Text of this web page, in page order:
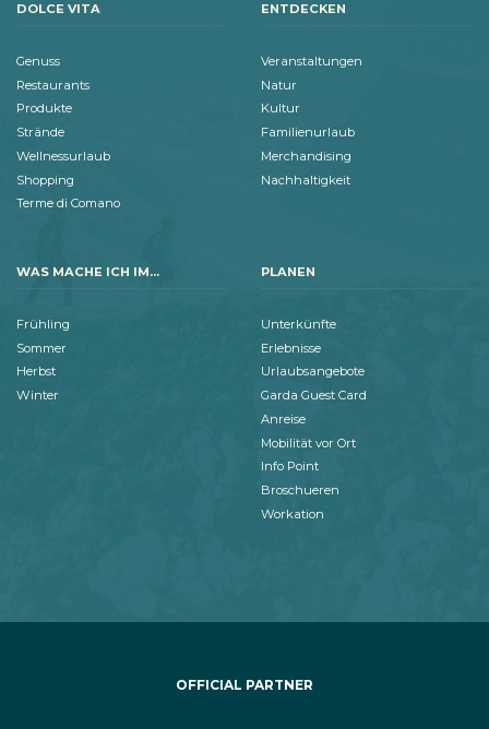
DOLCE VITA
Genuss
Restaurants
Produkte
Strände
Wellnessurlaub
Shopping
Terme di Comano
ENTDECKEN
Veranstaltungen
Natur
Kultur
Familienurlaub
Merchandising
Nachhaltigkeit
WAS MACHE ICH IM...
Frühling
Sommer
Herbst
Winter
PLANEN
Unterkünfte
Erlebnisse
Urlaubsangebote
Garda Guest Card
Anreise
Mobilität vor Ort
Info Point
Broschueren
Workation
OFFICIAL PARTNER